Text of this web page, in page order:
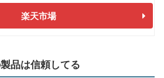
楽天市場
品は信頼してる